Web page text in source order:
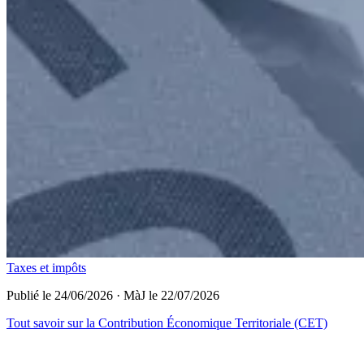
Taxes et impôts
Publié le 24/06/2026 · MàJ le 22/07/2026
Tout savoir sur la Contribution Économique Territoriale (CET)